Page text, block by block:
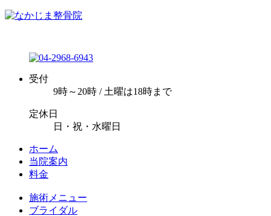
受付
9時～20時 / 土曜は18時まで
定休日
日・祝・水曜日
ホーム
当院案内
料金
施術メニュー
ブライダル